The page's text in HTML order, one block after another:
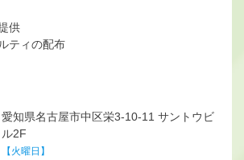
供
ティの配布
愛知県名古屋市中区栄3-10-11 サントウビ
ル2F
【火曜日】